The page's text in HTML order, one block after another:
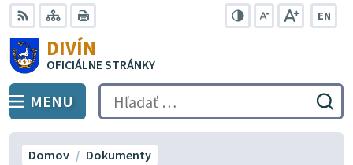
Preskočiť
na
obsah
RSS Mapa
EN
DIVÍN
OFICIÁLNE STRÁNKY
PREPNÚŤ
MENU Hľadať:
Domov Dokumenty